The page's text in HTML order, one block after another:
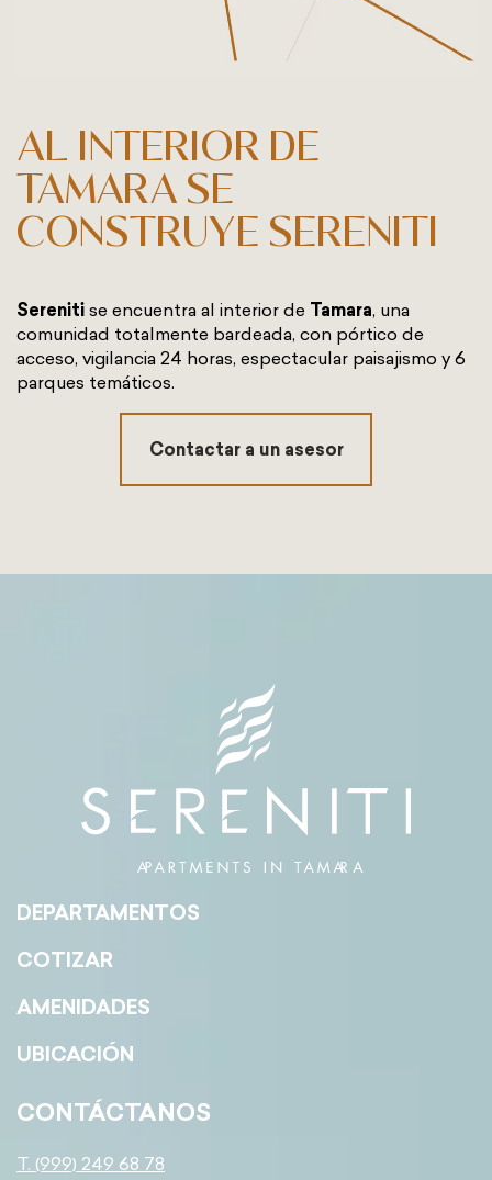
AL INTERIOR DE
TAMARA SE
CONSTRUYE SERENITI
Sereniti se encuentra al interior de Tamara, una
comunidad totalmente bardeada, con pórtico de
acceso, vigilancia 24 horas, espectacular paisajismo y 6
parques temáticos.
Contactar a un asesor
DEPARTAMENTOS
COTIZAR
AMENIDADES
UBICACIÓN
CONTÁCTANOS
T. (999) 249 68 78